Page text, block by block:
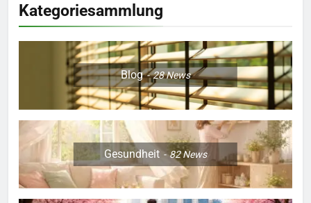
Farbenpracht statt Wintergrau:
So kombinieren Sie Pastelltöne
in diesem Jahr.
MODE
Kategoriesammlung
Blog 28News
Gesundheit 82News